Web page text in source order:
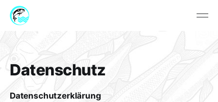
Datenschutz
Datenschutzerklärung